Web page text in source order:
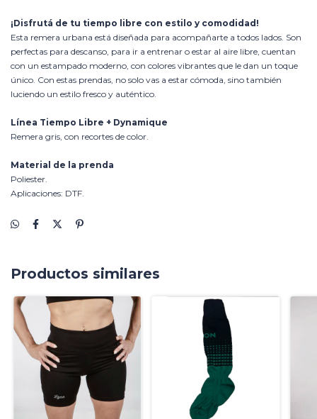
¡Disfrutá de tu tiempo libre con estilo y comodidad!
Esta remera urbana está diseñada para acompañarte a todos lados. Son
perfectas para descanso, para ir a entrenar o estar al aire libre, cuentan
con un estampado moderno, con colores vibrantes que le dan un toque
único. Con estas prendas, no solo vas a estar cómoda, sino también
luciendo un estilo fresco y auténtico.
Línea Tiempo Libre + Dynamique
Remera gris, con recortes de color.
Material de la prenda
Poliester.
Aplicaciones: DTF.
Productos similares